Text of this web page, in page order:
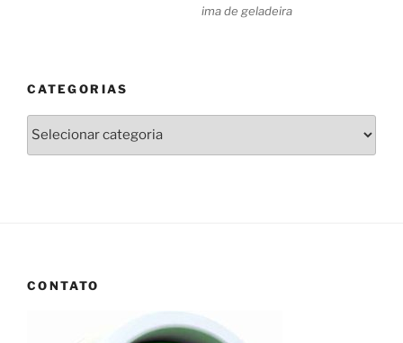
ima de geladeira
CATEGORIAS
Categorias
CONTATO